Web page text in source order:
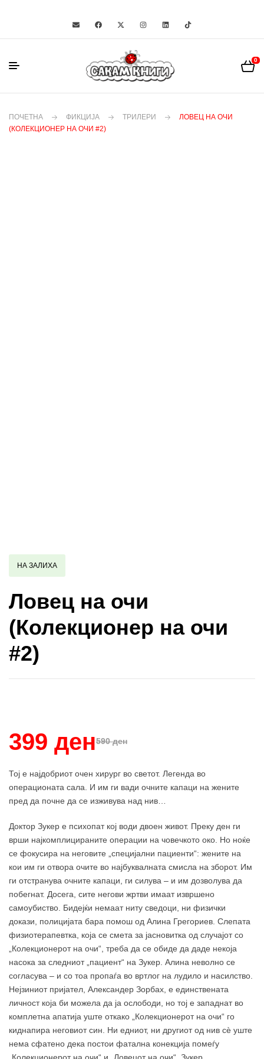
0
ПОЧЕТНА ФИКЦИЈА ТРИЛЕРИ
ЛОВЕЦ НА ОЧИ
(КОЛЕКЦИОНЕР НА ОЧИ #2)
НА ЗАЛИХА
Ловец на очи
(Колекционер на очи
#2)
590 ден
399 ден
Тој е најдобриот очен хирург во светот. Легенда во
операционата сала. И им ги вади очните капаци на жените
пред да почне да се изживува над нив…
Доктор Зукер е психопат кој води двоен живот. Преку ден ги
врши најкомплицираните операции на човечкото око. Но ноќе
се фокусира на неговите „специјални пациенти“: жените на
кои им ги отвора очите во најбуквалната смисла на зборот. Им
ги отстранува очните капаци, ги силува – и им дозволува да
побегнат. Досега, сите негови жртви имаат извршено
самоубиство. Бидејќи немаат ниту сведоци, ни физички
докази, полицијата бара помош од Алина Грегориев. Слепата
физиотерапевтка, која се смета за јасновитка од случајот со
„Колекционерот на очи“, треба да се обиде да даде некоја
насока за следниот „пациент“ на Зукер. Алина неволно се
согласува – и со тоа пропаѓа во вртлог на лудило и насилство.
Нејзиниот пријател, Александер Зорбах, е единствената
личност која би можела да ја ослободи, но тој е западнат во
комплетна апатија уште откако „Колекционерот на очи“ го
киднапира неговиот син. Ни едниот, ни другиот од нив сѐ уште
нема сфатено дека постои фатална конекција помеѓу
„Колекционерот на очи“ и „Ловецот на очи“, Зукер…